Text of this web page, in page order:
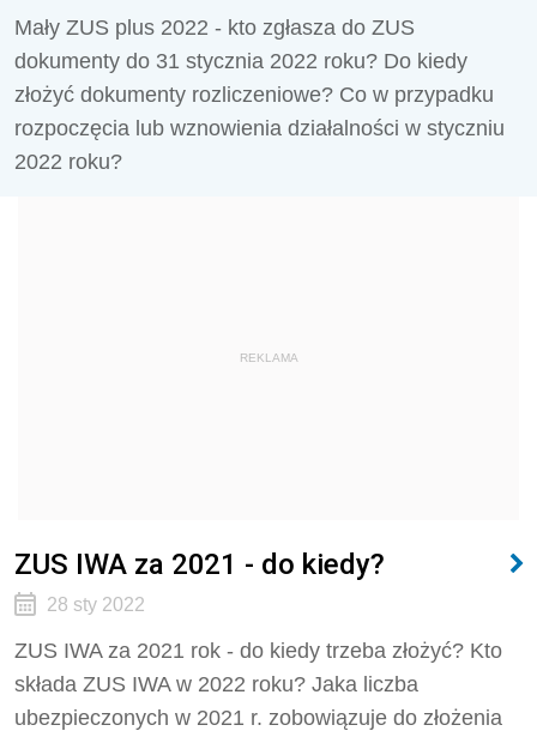
Mały ZUS plus 2022 - kto zgłasza do ZUS
dokumenty do 31 stycznia 2022 roku? Do kiedy
złożyć dokumenty rozliczeniowe? Co w przypadku
rozpoczęcia lub wznowienia działalności w styczniu
2022 roku?
REKLAMA
ZUS IWA za 2021 - do kiedy?
28 sty 2022
ZUS IWA za 2021 rok - do kiedy trzeba złożyć? Kto
składa ZUS IWA w 2022 roku? Jaka liczba
ubezpieczonych w 2021 r. zobowiązuje do złożenia